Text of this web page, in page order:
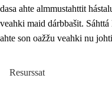
dasa ahte almmustahttit
veahki maid dárbbašit. Sáhttá
ahte son oažžu veahki nu
Resurssat